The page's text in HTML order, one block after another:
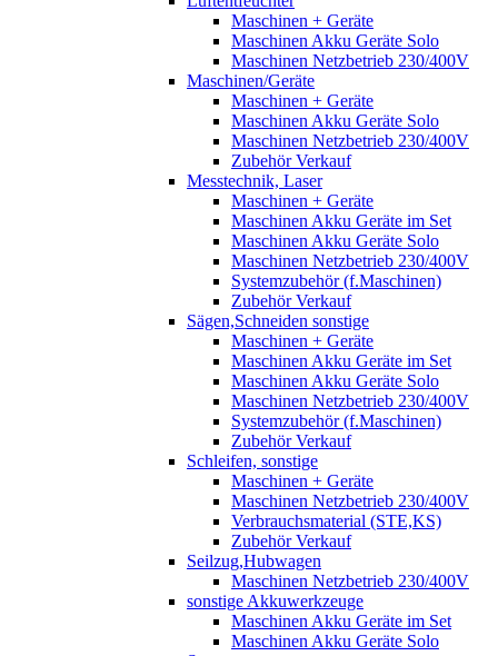
Maschinen + Geräte
Maschinen Akku Geräte Solo
Maschinen Netzbetrieb 230/400V
Maschinen/Geräte
Maschinen + Geräte
Maschinen Akku Geräte Solo
Maschinen Netzbetrieb 230/400V
Zubehör Verkauf
Messtechnik, Laser
Maschinen + Geräte
Maschinen Akku Geräte im Set
Maschinen Akku Geräte Solo
Maschinen Netzbetrieb 230/400V
Systemzubehör (f.Maschinen)
Zubehör Verkauf
Sägen,Schneiden sonstige
Maschinen + Geräte
Maschinen Akku Geräte im Set
Maschinen Akku Geräte Solo
Maschinen Netzbetrieb 230/400V
Systemzubehör (f.Maschinen)
Zubehör Verkauf
Schleifen, sonstige
Maschinen + Geräte
Maschinen Netzbetrieb 230/400V
Verbrauchsmaterial (STE,KS)
Zubehör Verkauf
Seilzug,Hubwagen
Maschinen Netzbetrieb 230/400V
sonstige Akkuwerkzeuge
Maschinen Akku Geräte im Set
Maschinen Akku Geräte Solo